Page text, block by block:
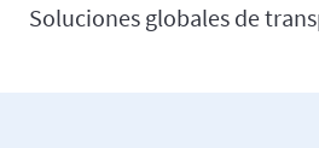
Soluciones globales de